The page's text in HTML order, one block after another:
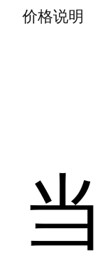
价格说明